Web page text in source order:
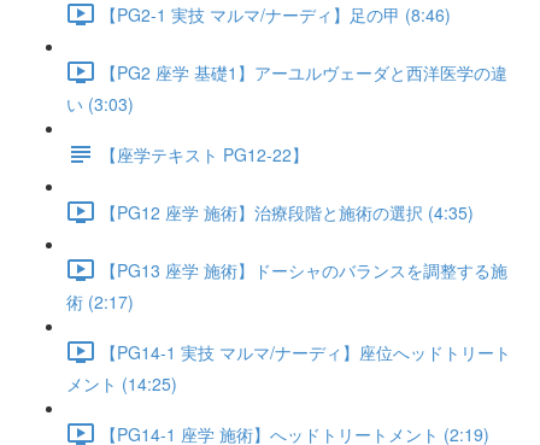
【PG2-1 実技 マルマ/ナーディ】足の甲 (8:46)
【PG2 座学 基礎1】アーユルヴェーダと西洋医学の違
い (3:03)
【座学テキスト PG12-22】
【PG12 座学 施術】治療段階と施術の選択 (4:35)
【PG13 座学 施術】ドーシャのバランスを調整する施
術 (2:17)
【PG14-1 実技 マルマ/ナーディ】座位へッドトリート
メント (14:25)
【PG14-1 座学 施術】へッドトリートメント (2:19)